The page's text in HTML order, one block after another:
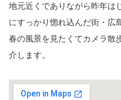
地元近くでありながら昨年は
にすっかり惚れ込んだ街・広
春の風景を見たくてカメラ散
介します。